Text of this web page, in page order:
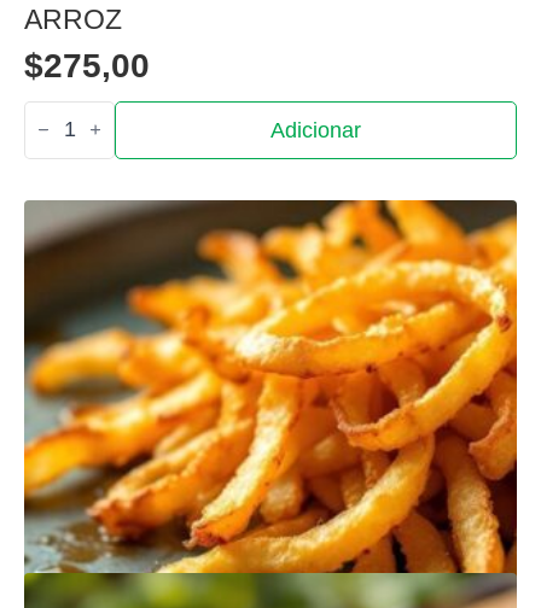
ARROZ
$275,00
Quantidade
de
Arroz
Adicionar
PRODUTOS
RELACIONADOS